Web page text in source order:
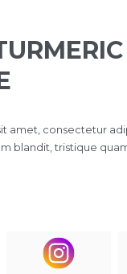
amet, consectetur
blandit, tristique